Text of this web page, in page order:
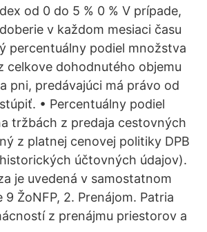
od 0 do 5 % 0 % V prípade,
v každom mesiaci času
percentuálny podiel množstva
celkove dohodnutého objemu
pni, predávajúci má právo od
• Percentuálny podiel
tržbách z predaja cestovných
z platnej cenovej politiky DPB
účtovných údajov).
je uvedená v samostatnom
9 ŽoNFP, 2. Prenájom. Patria
z prenájmu priestorov a